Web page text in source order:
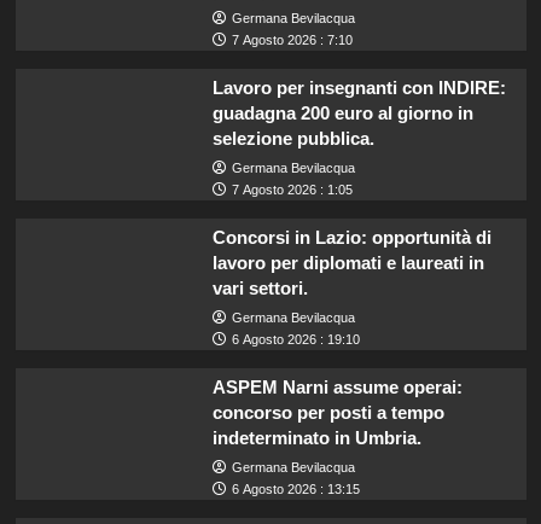
Germana Bevilacqua
7 Agosto 2026 : 7:10
Lavoro per insegnanti con INDIRE:
guadagna 200 euro al giorno in
selezione pubblica.
Germana Bevilacqua
7 Agosto 2026 : 1:05
Concorsi in Lazio: opportunità di
lavoro per diplomati e laureati in
vari settori.
Germana Bevilacqua
6 Agosto 2026 : 19:10
ASPEM Narni assume operai:
concorso per posti a tempo
indeterminato in Umbria.
Germana Bevilacqua
6 Agosto 2026 : 13:15